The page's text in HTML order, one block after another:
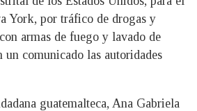
York, por tráfico de drogas y
armas de fuego y lavado de
un comunicado las autoridades
guatemalteca, Ana Gabriela